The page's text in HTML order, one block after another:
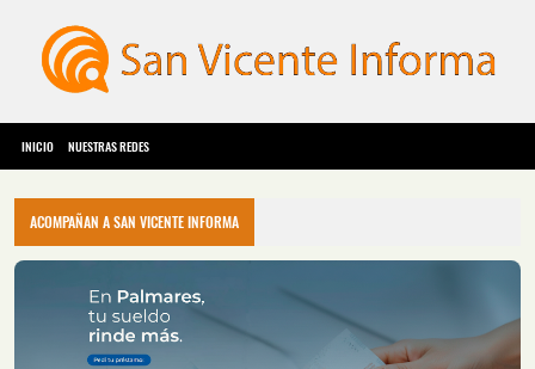
INICIO NUESTRAS REDES
ACOMPAÑAN A SAN VICENTE INFORMA